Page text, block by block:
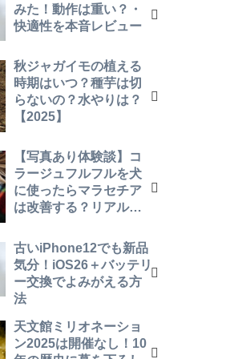
みた！動作は重い？・
快適性を本音レビュー
秋ジャガイモの植える
時期はいつ？種芋は切
らないの？水やりは？
【2025】
【写真あり体験談】コ
ラージュフルフルを犬
に使ったらマラセチア
は改善する？リアルな
古いiPhone12でも新品
気分！iOS26＋バッテリ
ー交換でよみがえる方
法
天文館ミリオネーショ
ン2025は開催なし！10